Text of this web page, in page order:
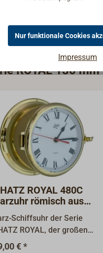
ROYAL 130 mm
ROYAL 480C
römisch aus
Messing
Schiffsuhr der Serie
ROYAL, der großen
des
€ *
Nur funktionale Cookies
Impressum